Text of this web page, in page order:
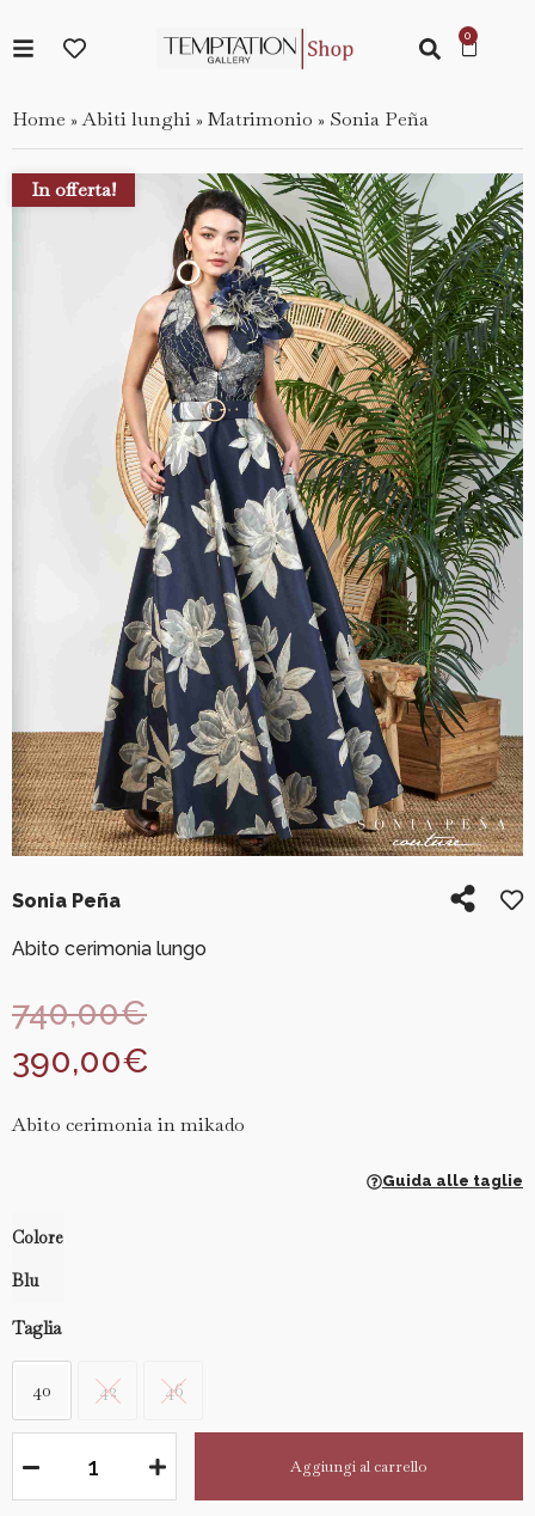
Home »Abiti lunghi » Matrimonio » Sonia Peña
In offerta!
Sonia Peña
Abito cerimonia lungo
740,00€
390,00€
Abito cerimonia in mikado
Guida alle taglie
Colore
Blu
Taglia
40 42 46
Aggiungi al carrello